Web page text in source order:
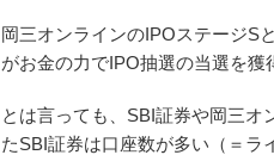
岡三オンラインのIPOステージS
がお金の力でIPO抽選の当選を獲
とは言っても、SBI証券や岡三オ
たSBI証券は口座数が多い（＝ラ